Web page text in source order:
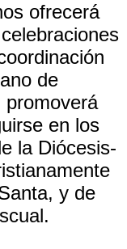
ofrecerá
de
promoverá
en los
la Diócesis-
y de